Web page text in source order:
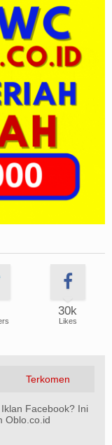
30k
Likes
Terkomen
Facebook? Ini
Oblo.co.id